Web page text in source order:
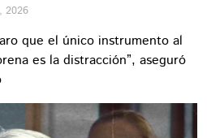
2026
que el único instrumento al
es la distracción”, aseguró